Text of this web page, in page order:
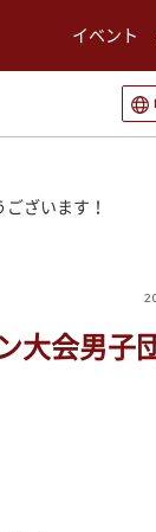
イベント
選
ざいます！
大会男子